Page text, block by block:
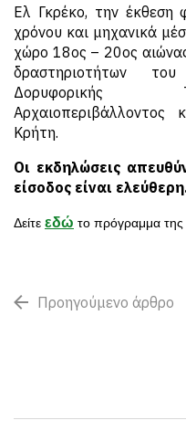
Ελ Γκρέκο, την έκθεση
χρόνου και μηχανικά
χώρο 18ος – 20ος
δραστηριοτήτων
Δορυφορικής
Κρήτη.
Οι εκδηλώσεις
είσοδος είναι
Δείτε εδώ το πρόγραμμα
Προηγούμενο άρθρο